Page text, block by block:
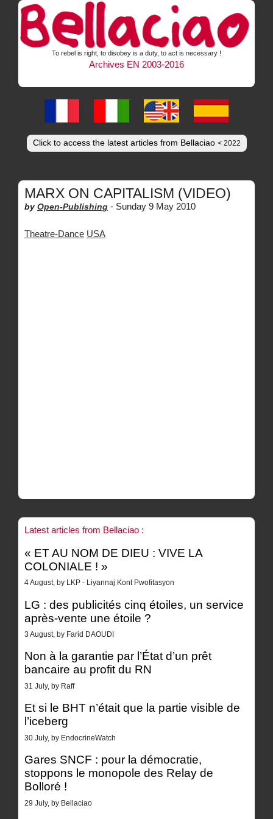
To rebel is right, to disobey is a duty, to act is necessary !
Archives EN 2003-2016
Click to access the latest articles from Bellaciao < 2022
MARX ON CAPITALISM (VIDEO)
by Open-Publishing - Sunday 9 May 2010
Theatre-Dance USA
Latest articles from Bellaciao :
« ET AU NOM DE DIEU : VIVE LA
COLONIALE ! »
4 August, by LKP - Liyannaj Kont Pwofitasyon
LG : des publicités cinq étoiles, un service
après-vente une étoile ?
3 August, by Farid DAOUDI
Non à la garantie par l’État d’un prêt
bancaire au profit du RN
31 July, by Raff
Et si le BHT n’était que la partie visible de
l’iceberg
30 July, by EndocrineWatch
Gares SNCF : pour la démocratie,
stoppons le monopole des Relay de
Bolloré !
29 July, by Bellaciao